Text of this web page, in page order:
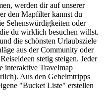
werden dir auf unserer
den Mapfilter kannst du
Sehenswürdigkeiten oder
du wirklich besuchen willst.
die schönsten Urlaubsziele
aus der Community oder
stetig steigen. Jeder
interaktive Travelmap
Aus den Geheimtripps
"Bucket Liste" erstellen